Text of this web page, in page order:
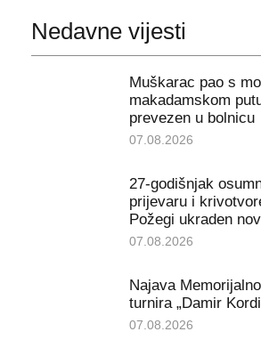
Nedavne vijesti
Muškarac pao s
makadamskom
prevezen u bolnicu
07.08.2026
27-godišnjak
prijevaru i
Požegi ukraden
07.08.2026
Najava
turnira „Damir
07.08.2026